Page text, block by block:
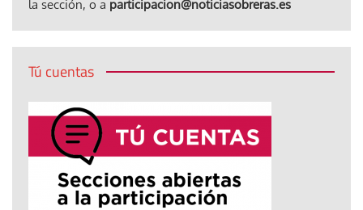
la sección, o a participacion@noticiasobreras.es
Tú cuentas